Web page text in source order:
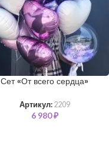
Сет «От всего сердца»
Артикул: 2209
6 980₽